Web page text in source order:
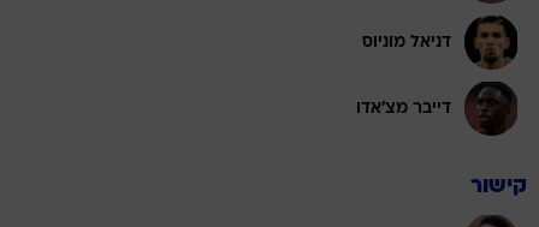
דניאל מוניוס
דייבר מצ'אדו
קישור